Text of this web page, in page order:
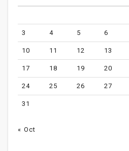
3 4 5 6
10 11 12 13
17 18 19 20
24 25 26 27
31
« Oct